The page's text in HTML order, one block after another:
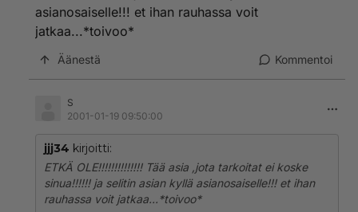
asianosaiselle!!! et ihan rauhassa voit
jatkaa...*toivoo*
Äänestä Kommentoi
S
2001-01-19 09:50:00
jjj34 kirjoitti:
ETKÄ OLE!!!!!!!!!!!!!! Tää asia ,jota tarkoitat ei koske
sinua!!!!!! ja selitin asian kyllä asianosaiselle!!! et ihan
rauhassa voit jatkaa...*toivoo*